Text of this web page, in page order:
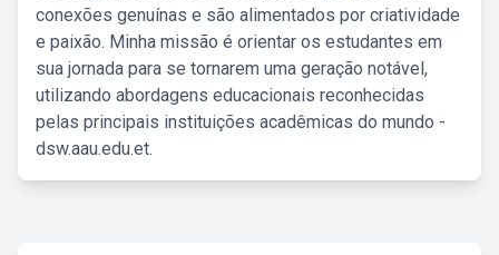
conexões genuínas e são alimentados por criatividade
e paixão. Minha missão é orientar os estudantes em
sua jornada para se tornarem uma geração notável,
utilizando abordagens educacionais reconhecidas
pelas principais instituições acadêmicas do mundo -
dsw.aau.edu.et.